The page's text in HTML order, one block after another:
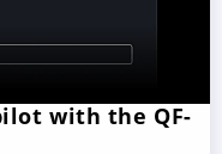
with the QF-